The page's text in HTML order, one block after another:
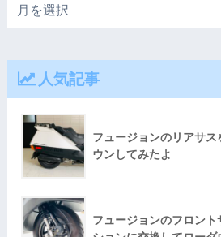
人気記事
フュージョンのリアサ
ウンしてみたよ
フュージョンのフロン